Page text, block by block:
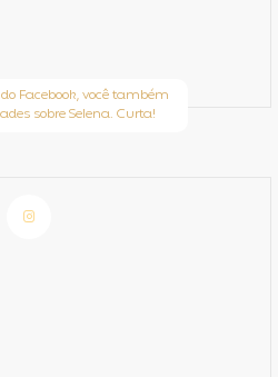
Facebook, você também
sobre Selena. Curta!